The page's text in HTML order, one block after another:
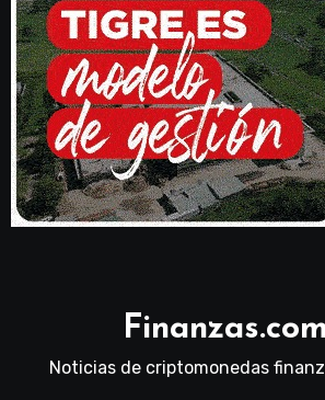
Noticias de criptomonedas